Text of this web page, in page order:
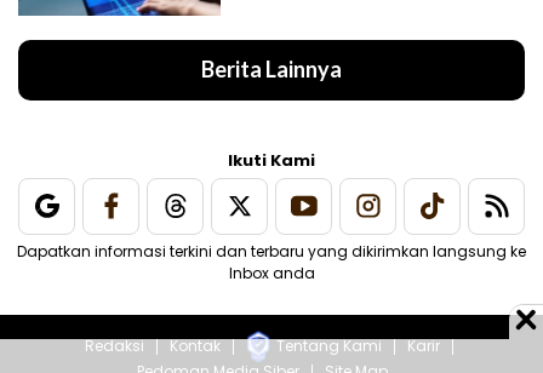
Berita Lainnya
Ikuti Kami
Dapatkan informasi terkini dan terbaru yang dikirimkan langsung ke
Inbox anda
Redaksi Kontak Tentang Kami
Karir